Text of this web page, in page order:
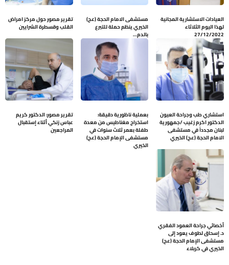
العيادات الاستشارية المجانية
لهذا اليوم الثلاثاء
27/12/2022
مستشفى الامام الحجة (عج)
الخيري ينظم حملة للتبرع
بالدم…
تقرير مصور حول مركز امراض
القلب وقسطرة الشرايين
استشاري طب وجراحة العيون
الدكتور اكرم زغيب /جمهورية
لبنان مجدداً في مستشفى
الامام الحجة (عج) الخيري
بعملية ناظورية دقيقة:
استخراج مغناطيس من معدة
طفلة بعمر ثلاث سنوات في
مستشفى الإمام الحجة (عج)
الخيري
تقرير مصور: الدكتور كريم
عباس زنكي أثناء إستقبال
المراجعين
أخصائي جراحة العمود الفقري
د. إسحاق لطوف يعود إلى
مستشفى الإمام الحجة (عج)
الخيري في كربلاء